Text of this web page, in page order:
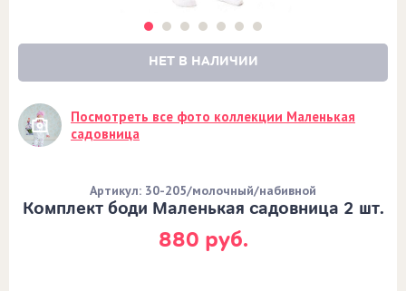
НЕТ В НАЛИЧИИ
Посмотреть все фото коллекции Маленькая
садовница
880 руб.
Комплект боди Маленькая садовница 2 шт.
Артикул: 30-205/молочный/набивной